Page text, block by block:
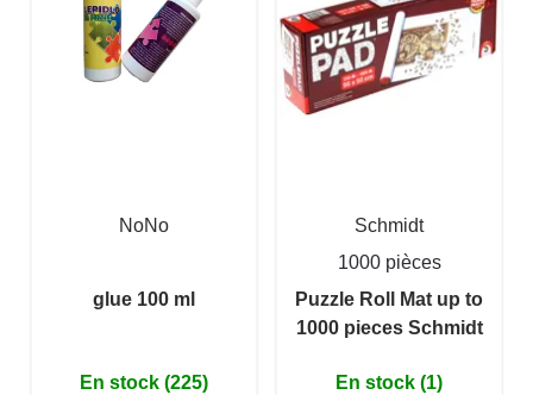
NoNo
glue 100 ml
En stock (225)
Schmidt
1000 pièces
Puzzle Roll Mat up to
1000 pieces Schmidt
En stock (1)